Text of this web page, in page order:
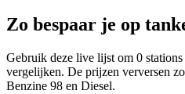
Zo bespaar je op
Gebruik deze live lijst om 0
vergelijken. De prijzen verversen
Benzine 98 en Diesel.